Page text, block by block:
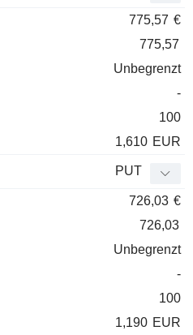
775,57 €
775,57
Unbegrenzt
-
100
1,610 EUR
PUT
726,03 €
726,03
Unbegrenzt
-
100
1,190 EUR